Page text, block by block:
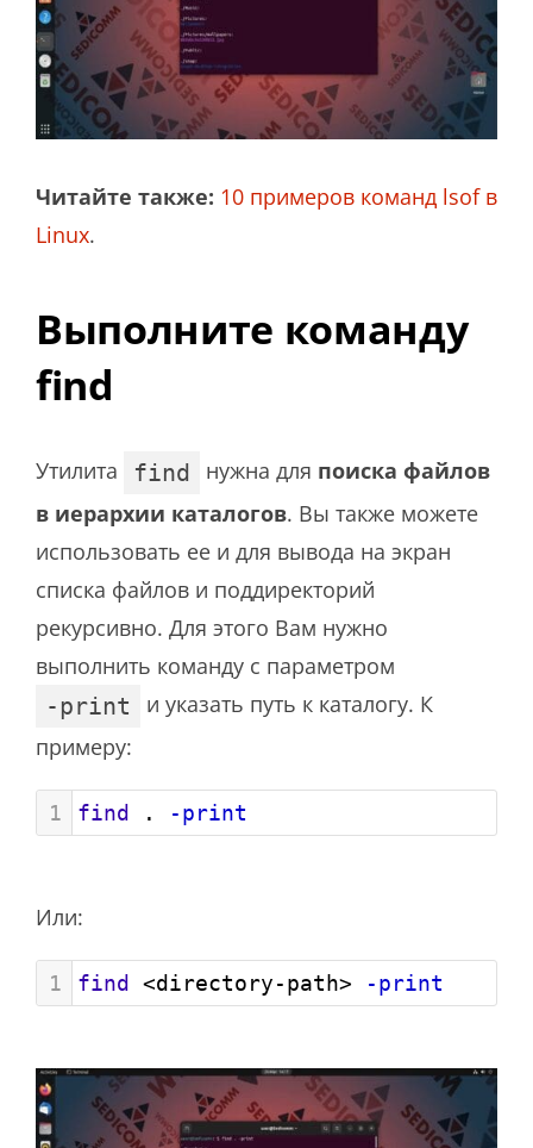
Читайте также: 10 примеров команд lsof в
Linux.
Выполните команду
find
Утилита find нужна для поиска файлов
в иерархии каталогов. Вы также можете
использовать ее и для вывода на экран
списка файлов и поддиректорий
рекурсивно. Для этого Вам нужно
выполнить команду с параметром
-print
и указать путь к каталогу. К
примеру:
1 find . -print
Или:
1 find <directory-path> -print